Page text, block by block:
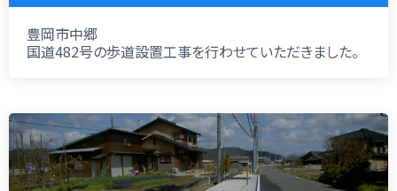
豊岡市中郷
国道482号の歩道設置工事を行わせていただきました。